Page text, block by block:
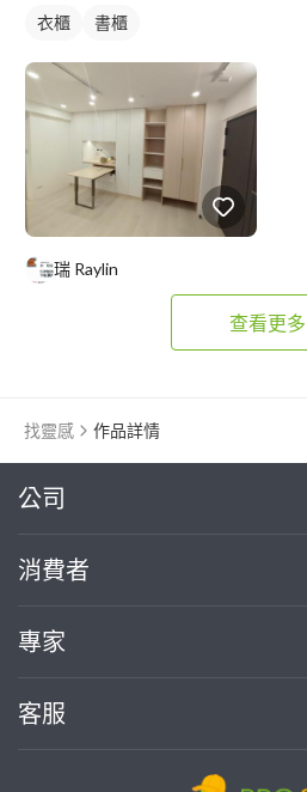
衣櫃 書櫃
瑞 Raylin
查看更多
找靈感 作品詳情
公司
關於我們
部落格
加入我們
消費者
買服務
熱門服務
專家
案件中心
客服
繼續完成